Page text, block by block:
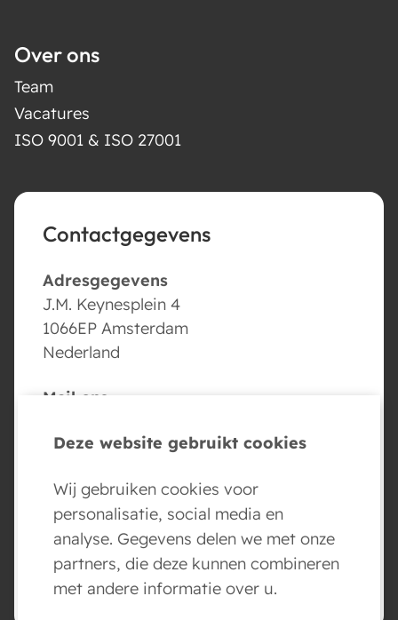
Over ons
Team
Vacatures
ISO 9001 & ISO 27001
Contactgegevens
Adresgegevens
J.M. Keynesplein 4
1066EP Amsterdam
Nederland
Mail ons
BOEK NU JE AI AGENT DEMO
Deze website gebruikt cookies
Wij gebruiken cookies voor
personalisatie, social media en
analyse. Gegevens delen we met onze
partners, die deze kunnen combineren
met andere informatie over u.